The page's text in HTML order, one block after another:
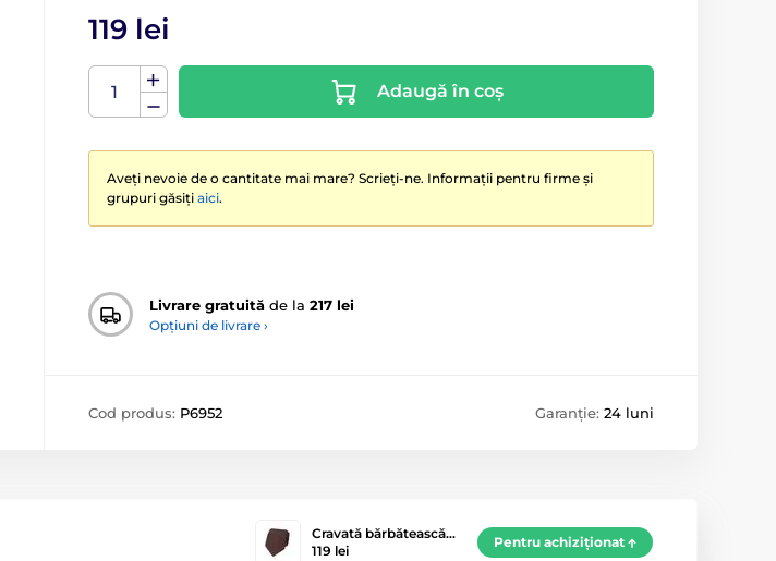
119 lei
Adaugă în coș
Aveți nevoie de o cantitate mai mare? Scrieți-ne. Informații pentru firme și
grupuri găsiți aici.
Livrare gratuită de la 217 lei
Opțiuni de livrare ›
Cod produs: P6952 Garanție: 24 luni
Cravată bărbătească…
119 lei
Pentru achiziționat